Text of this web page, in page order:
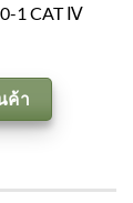
1 CAT Ⅳ
ค้า